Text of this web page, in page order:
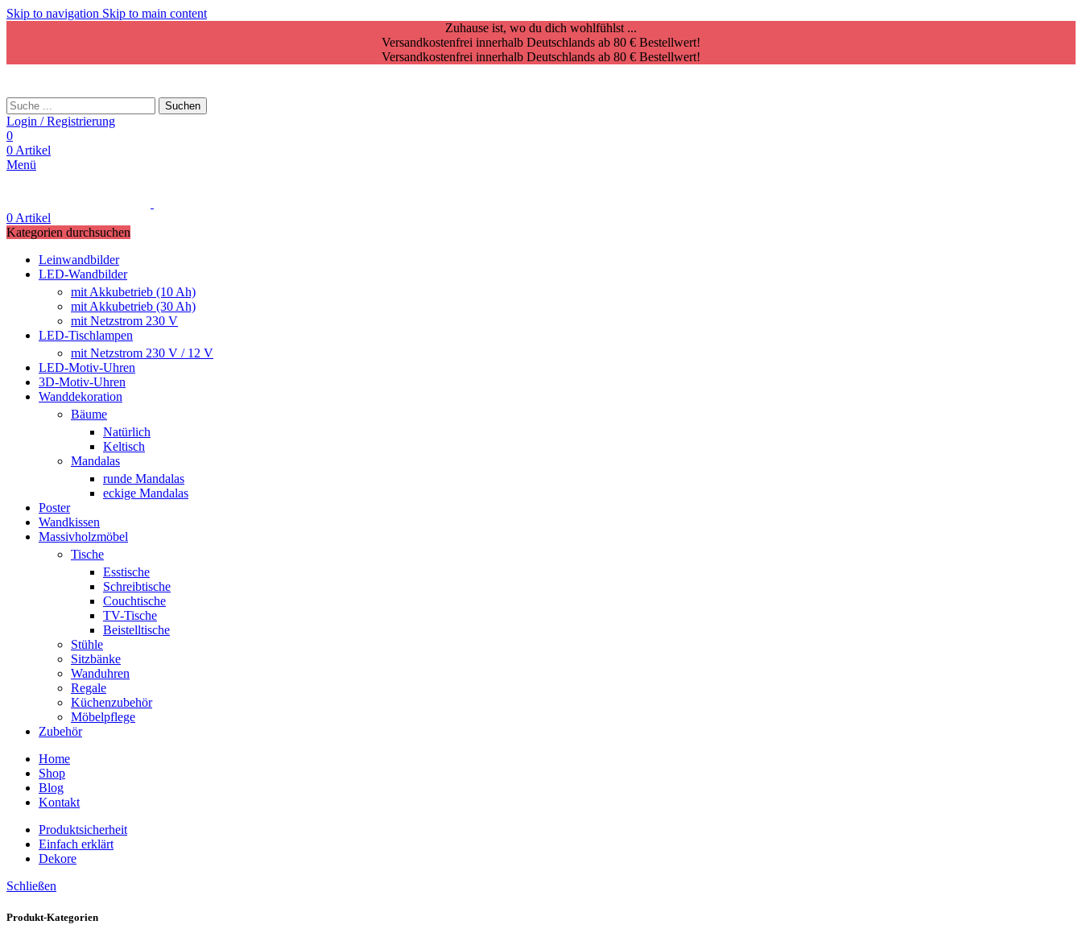
Skip to navigation Skip to main content
Zuhause ist, wo du dich wohlfühlst ...
Versandkostenfrei innerhalb Deutschlands ab 80 € Bestellwert!
Versandkostenfrei innerhalb Deutschlands ab 80 € Bestellwert!
Suchen
Login / Registrierung
0
0 Artikel
Menü
0 Artikel
Kategorien durchsuchen
Leinwandbilder
LED-Wandbilder
mit Akkubetrieb (10 Ah)
mit Akkubetrieb (30 Ah)
mit Netzstrom 230 V
LED-Tischlampen
mit Netzstrom 230 V / 12 V
LED-Motiv-Uhren
3D-Motiv-Uhren
Wanddekoration
Bäume
Natürlich
Keltisch
Mandalas
runde Mandalas
eckige Mandalas
Poster
Wandkissen
Massivholzmöbel
Tische
Esstische
Schreibtische
Couchtische
TV-Tische
Beistelltische
Stühle
Sitzbänke
Wanduhren
Regale
Küchenzubehör
Möbelpflege
Zubehör
Home
Shop
Blog
Kontakt
Produktsicherheit
Einfach erklärt
Dekore
Schließen
Produkt-Kategorien